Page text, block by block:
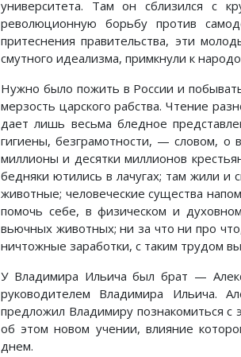
университета. Там он сблизился с
революционную борьбу против
притеснения правительства, эти
смутного идеализма, примкнули к
Нужно было пожить в России и
мерзость царского рабства. Чтение
дает лишь весьма бледное
гигиены, безграмотности, — словом, о
миллионы и десятки миллионов
бедняки ютились в лачугах; там жили и
животные; человеческие существа
помочь себе, в физическом и
вьючных животных; ни за что ни про
ничтожные заработки, с таким трудом
У Владимира Ильича был брат —
руководителем Владимира Ильича.
предложил Владимиру познакомиться с
об этом новом учении, влияние
днем.